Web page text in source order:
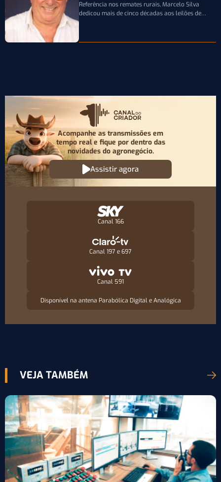
Referência nos remates rurais, Marcelo Silva
dedicou mais de cinco décadas aos leilões de
Acompanhe as transmissões em
tempo real e fique por dentro das
novidades do agronegócio.
Assistir agora
Canal 166
Canal 197 e 697
Canal 591
Disponível na antena Parabólica Digital e Analógica
VEJA TAMBÉM